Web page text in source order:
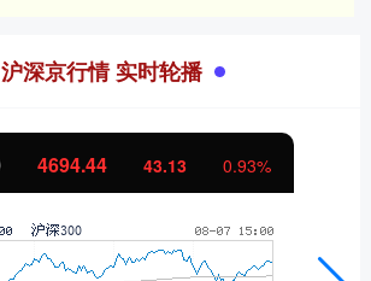
沪深京行情 实时轮播
1134.24 11.37 1.01%